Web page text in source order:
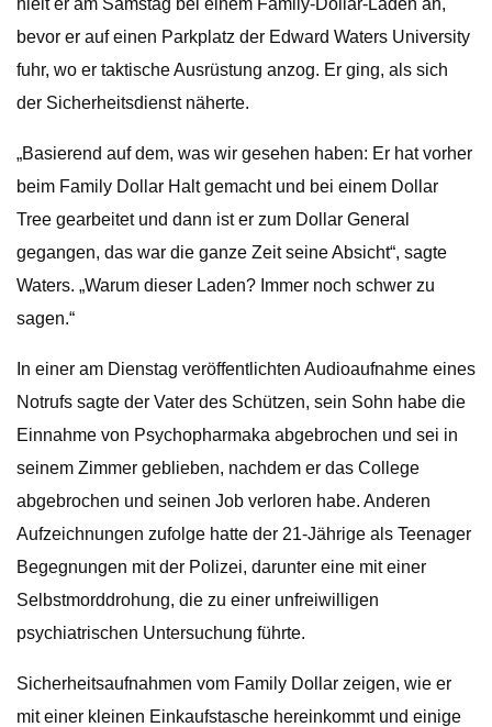
hielt er am Samstag bei einem Family-Dollar-Laden an,
bevor er auf einen Parkplatz der Edward Waters University
fuhr, wo er taktische Ausrüstung anzog. Er ging, als sich
der Sicherheitsdienst näherte.
„Basierend auf dem, was wir gesehen haben: Er hat vorher
beim Family Dollar Halt gemacht und bei einem Dollar
Tree gearbeitet und dann ist er zum Dollar General
gegangen, das war die ganze Zeit seine Absicht“, sagte
Waters. „Warum dieser Laden? Immer noch schwer zu
sagen.“
In einer am Dienstag veröffentlichten Audioaufnahme eines
Notrufs sagte der Vater des Schützen, sein Sohn habe die
Einnahme von Psychopharmaka abgebrochen und sei in
seinem Zimmer geblieben, nachdem er das College
abgebrochen und seinen Job verloren habe. Anderen
Aufzeichnungen zufolge hatte der 21-Jährige als Teenager
Begegnungen mit der Polizei, darunter eine mit einer
Selbstmorddrohung, die zu einer unfreiwilligen
psychiatrischen Untersuchung führte.
Sicherheitsaufnahmen vom Family Dollar zeigen, wie er
mit einer kleinen Einkaufstasche hereinkommt und einige